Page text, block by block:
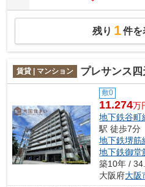
残り 1件を
賃貸 | マンション プレサンス
敷0
11.274万
地下鉄谷町
駅 徒歩7分
地下鉄堺筋
地下鉄御堂
築10年 /
大阪府大阪